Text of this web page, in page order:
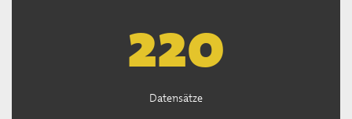
221
Datensätze